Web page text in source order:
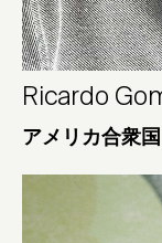
Ricardo
アメリカ合衆国